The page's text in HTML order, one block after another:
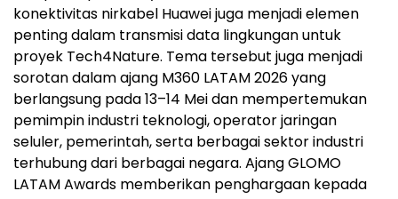
konektivitas nirkabel Huawei juga menjadi elemen
penting dalam transmisi data lingkungan untuk
proyek Tech4Nature. Tema tersebut juga menjadi
sorotan dalam ajang M360 LATAM 2026 yang
berlangsung pada 13–14 Mei dan mempertemukan
pemimpin industri teknologi, operator jaringan
seluler, pemerintah, serta berbagai sektor industri
terhubung dari berbagai negara. Ajang GLOMO
LATAM Awards memberikan penghargaan kepada